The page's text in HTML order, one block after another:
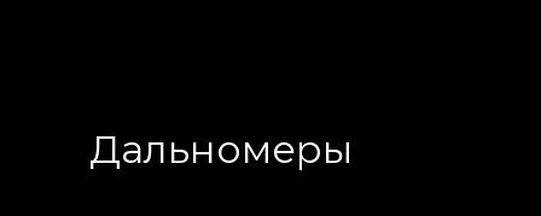
Дальномеры